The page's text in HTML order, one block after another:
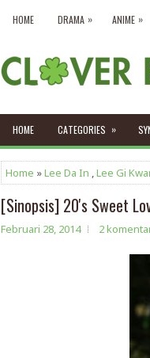
HOME DRAMA » ANIME »
HOME CATEGORIES »
Home »Lee Da In ,Lee Gi
[Sinopsis] 20's Sweet
Februari 28, 2014 2